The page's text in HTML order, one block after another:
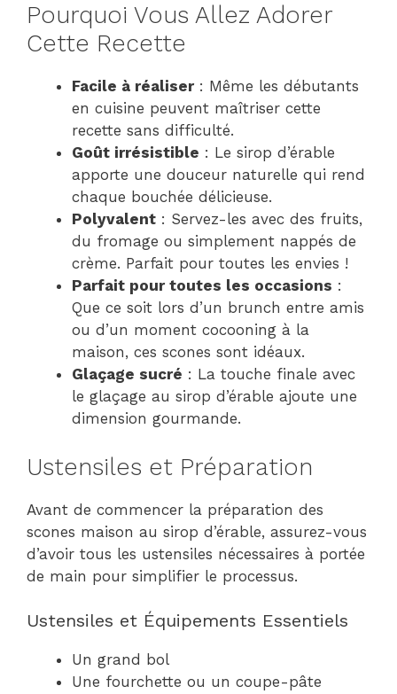
Pourquoi Vous Allez Adorer
Cette Recette
Facile à réaliser: Même les débutants
en cuisine peuvent maîtriser cette
recette sans difficulté.
Goût irrésistible : Le sirop d’érable
apporte une douceur naturelle qui rend
chaque bouchée délicieuse.
Polyvalent : Servez-les avec des fruits,
du fromage ou simplement nappés de
crème. Parfait pour toutes les envies !
Parfait pour toutes les occasions :
Que ce soit lors d’un brunch entre amis
ou d’un moment cocooning à la
maison, ces scones sont idéaux.
Glaçage sucré : La touche finale avec
le glaçage au sirop d’érable ajoute une
dimension gourmande.
Ustensiles et Préparation
Avant de commencer la préparation des
scones maison au sirop d’érable, assurez-vous
d’avoir tous les ustensiles nécessaires à portée
de main pour simplifier le processus.
Ustensiles et Équipements Essentiels
Un grand bol
Une fourchette ou un coupe-pâte